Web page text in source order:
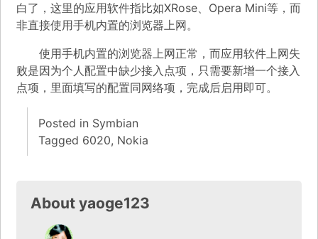
白了，这里的应用软件指比如XRose、Opera Mini等，而
非直接使用手机内置的浏览器上网。
使用手机内置的浏览器上网正常，而应用软件上网失
败是因为个人配置中缺少接入点项，只需要新增一个接入
点项，里面填写的配置同网络项，完成后启用即可。
Posted in Symbian
Tagged 6020, Nokia
About yaoge123